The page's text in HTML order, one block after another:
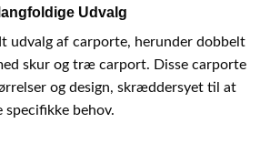
Udvalg
udvalg af carporte, herunder dobbelt
skur og træ carport. Disse carporte
og design, skræddersyet til at
specifikke behov.